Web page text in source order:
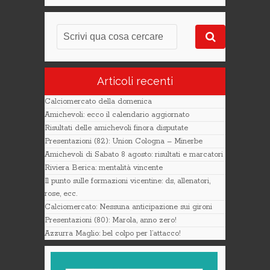
Articoli recenti
Calciomercato della domenica
Amichevoli: ecco il calendario aggiornato
Risultati delle amichevoli finora disputate
Presentazioni (82): Union Cologna – Minerbe
Amichevoli di Sabato 8 agosto: risultati e marcatori
Riviera Berica: mentalità vincente
Il punto sulle formazioni vicentine: ds, allenatori,
rose, ecc.
Calciomercato: Nessuna anticipazione sui gironi
Presentazioni (80): Marola, anno zero!
Azzurra Maglio: bel colpo per l’attacco!